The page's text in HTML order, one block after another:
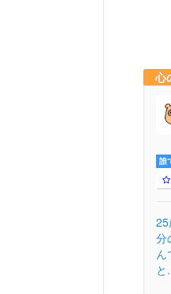
心
誰
分
ん
と